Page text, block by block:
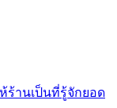
ร้านเป็นที่รู้จักยอด